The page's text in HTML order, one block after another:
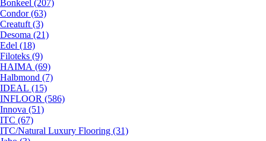
Bonkeel (207)
Condor (63)
Creatuft (3)
Desoma (21)
Edel (18)
Filoteks (9)
HAIMA (69)
Halbmond (7)
IDEAL (15)
INFLOOR (586)
Innova (51)
ITC (67)
ITC/Natural Luxury Flooring (31)